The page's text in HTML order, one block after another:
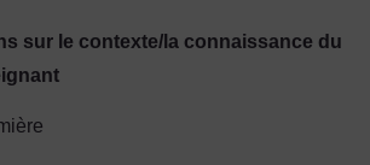
sur le contexte/la connaissance du